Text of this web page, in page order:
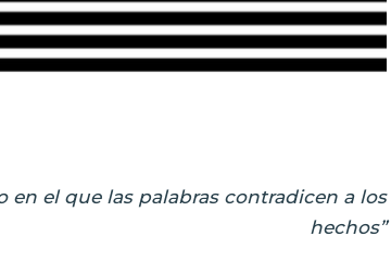
en el que las palabras contradicen a los
hechos”